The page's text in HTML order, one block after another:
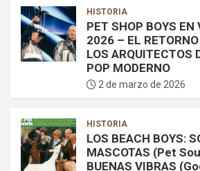
HISTORIA
PET SHOP BOYS EN
2026 – EL
LOS ARQUITECTOS
POP MODERNO
2 de marzo de 2026
HISTORIA
LOS BEACH BOYS:
MASCOTAS (Pet
BUENAS VIBRAS